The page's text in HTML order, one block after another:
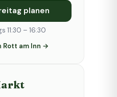
planen
11:30 – 16:30
Rott am Inn →